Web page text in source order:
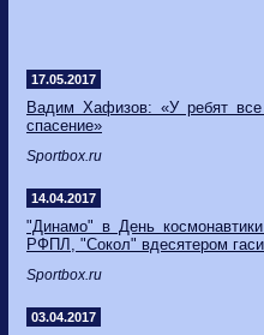
17.05.2017
Вадим Хафизов: «У ребят
спасение»
Sportbox.ru
14.04.2017
"Динамо" в День
РФПЛ, "Сокол" вдесятером
Sportbox.ru
03.04.2017